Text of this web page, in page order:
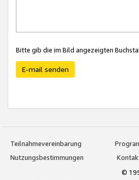
Bitte gib die im Bild angezeigten
E-mail senden
Teilnahmevereinbarung
Nutzungsbestimmungen
©